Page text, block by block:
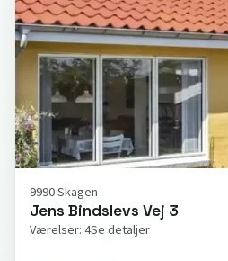
9990 Skagen
Jens Bindslevs Vej 3
Værelser: 4Se detaljer